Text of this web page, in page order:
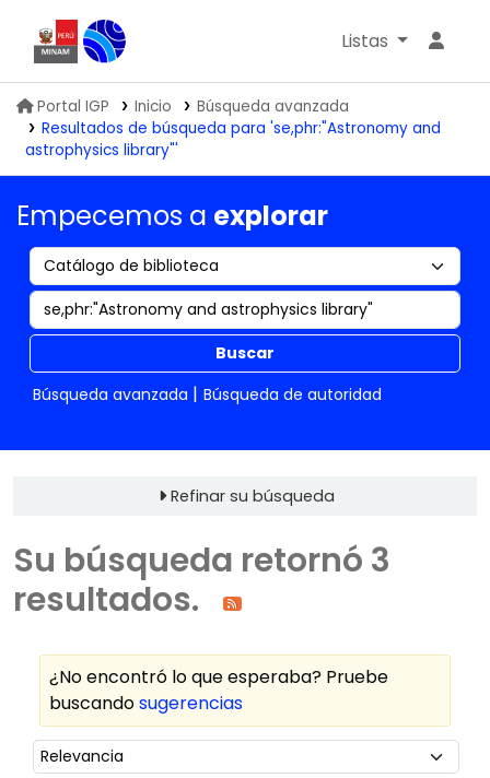
Biblioteca IGP
Listas
Portal IGP Inicio
Búsqueda avanzada
Resultados de búsqueda para 'se,phr:"Astronomy and
astrophysics library"'
Empecemos a explorar
Buscar
Búsqueda avanzada
Búsqueda de autoridad
Refinar su búsqueda
Su búsqueda retornó 3
resultados.
¿No encontró lo que esperaba? Pruebe
buscandosugerencias
Ordenar
Ordenar por: